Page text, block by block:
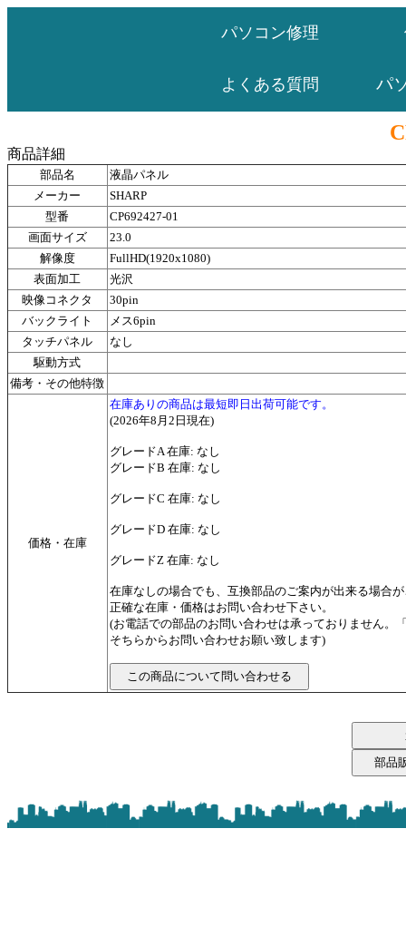
パソコン修理
よくある質問 パ
商品詳細
部品名
液晶パネル
メーカー
SHARP
型番
CP692427-01
画面サイズ
23.0
解像度
FullHD(1920x1080)
表面加工
光沢
映像コネクタ
30pin
バックライト
メス6pin
タッチパネル
なし
駆動方式
備考・その他特徴
価格・在庫
在庫ありの商品は最短即日出荷可能です。
(2026年8月2日現在)
グレードA 在庫: なし
グレードB 在庫: なし
グレードC 在庫: なし
グレードD 在庫: なし
グレードZ 在庫: なし
在庫なしの場合でも、互換部品のご案内が出来る場合
正確な在庫・価格はお問い合わせ下さい。
(お電話での部品のお問い合わせは承っておりません。
そちらからお問い合わせお願い致します)